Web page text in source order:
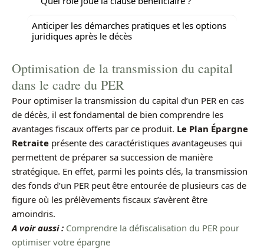
Anticiper les démarches pratiques et les options
juridiques après le décès
Optimisation de la transmission du capital
dans le cadre du PER
Pour optimiser la transmission du capital d’un PER en cas
de décès, il est fondamental de bien comprendre les
avantages fiscaux offerts par ce produit. Le Plan Épargne
Retraite présente des caractéristiques avantageuses qui
permettent de préparer sa succession de manière
stratégique. En effet, parmi les points clés, la transmission
des fonds d’un PER peut être entourée de plusieurs cas de
figure où les prélèvements fiscaux s’avèrent être
amoindris.
A voir aussi : Comprendre la défiscalisation du PER pour
optimiser votre épargne